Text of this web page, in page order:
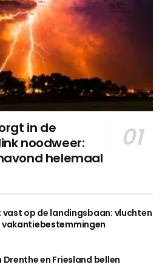
in de
noodweer:
helemaal
op de landingsbaan: vluchten
en Friesland bellen